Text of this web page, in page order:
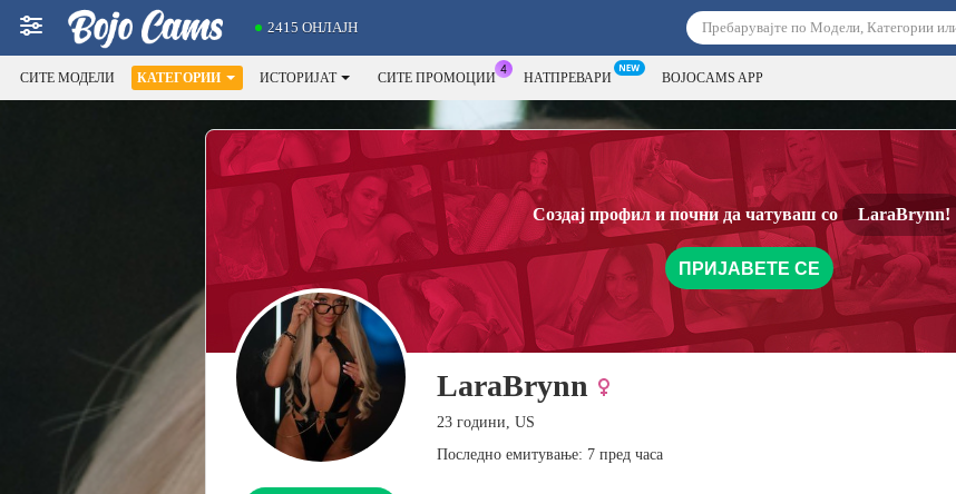
2415 ОНЛАЈН
СИТЕ МОДЕЛИ КАТЕГОРИИ ИСТОРИЈАТ СИТЕ ПРОМОЦИИ НАТПРЕВАРИ BOJOCAMS APP
Создај профил и почни да чатуваш со LaraBrynn!
ПРИЈАВЕТЕ СЕ
LaraBrynn
23 години, US
Последно емитување: 7 пред часа